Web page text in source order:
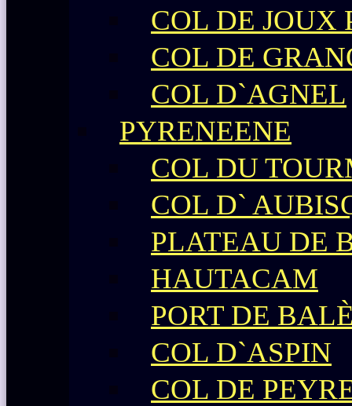
COL DE JOUX
COL DE
COL D`AGNEL
PYRENEENE
COL DU
COL D`
PLATEAU DE
HAUTACAM
PORT DE
COL D`ASPIN
COL DE